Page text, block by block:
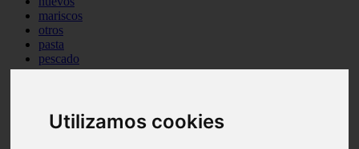
Utilizamos cookies
mariscos
otros
pasta
pescado
postres
tag
venezuela